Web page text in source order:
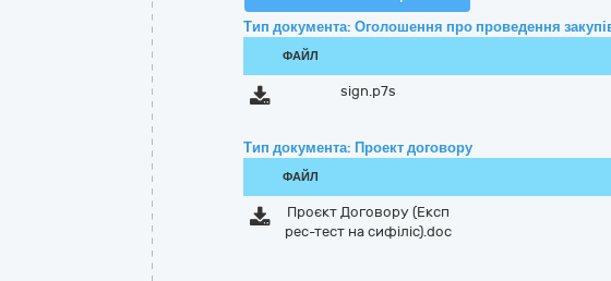
Тип документа: Оголошення про проведення
ФАЙЛ
sign.p7s
Тип документа: Проект договору
ФАЙЛ
Проєкт Договору (Експ
рес-тест на сифіліс).doc